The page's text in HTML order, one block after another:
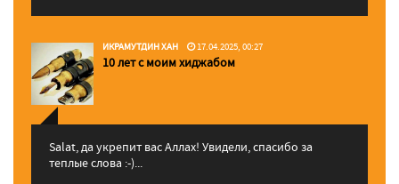
ИКРАМУТДИН ХАН 17.04.2025, 00:27
10 лет с моим хиджабом
Salat, да укрепит вас Аллаx! Увидели, спасибо за
теплые слова :-)...